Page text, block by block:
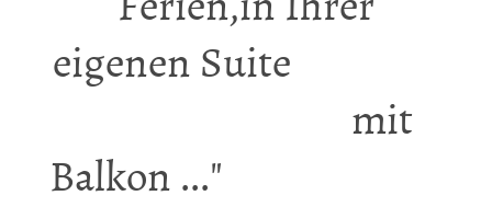
eigenen Suite
mit
Balkon ..."